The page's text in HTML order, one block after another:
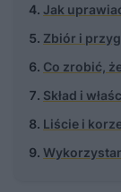
Jak
Zbiór i
Co zrobić,
Skład i
Liście i